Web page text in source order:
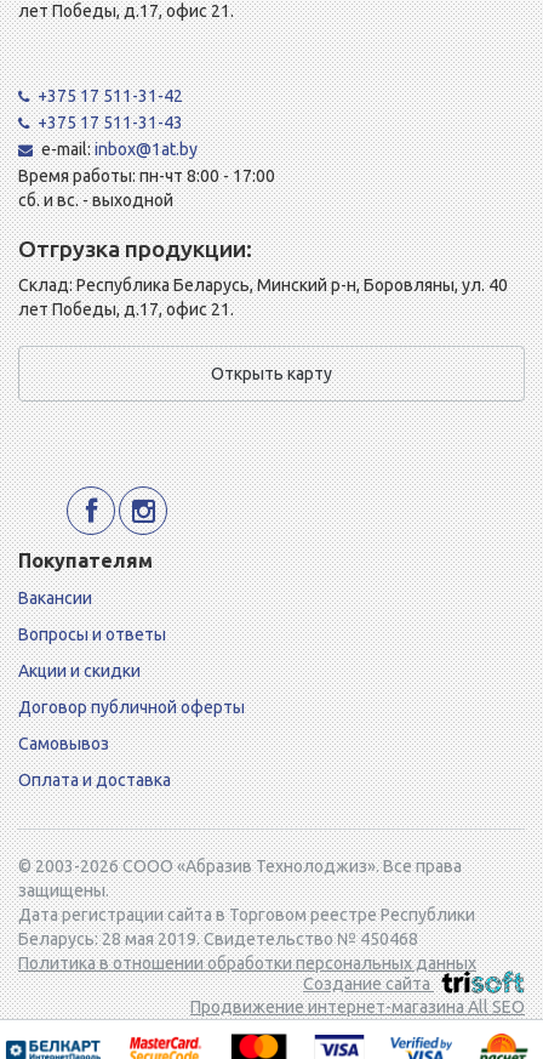
лет Победы, д.17, офис 21.
+375 17 511-31-42
+375 17 511-31-43
e-mail:inbox@1at.by
Время работы: пн-чт 8:00 - 17:00
сб. и вс. - выходной
Отгрузка продукции:
Склад: Республика Беларусь, Минский р-н, Боровляны, ул. 40
лет Победы, д.17, офис 21.
Открыть карту
Покупателям
Вакансии
Вопросы и ответы
Акции и скидки
Договор публичной оферты
Самовывоз
Оплата и доставка
© 2003-2026 СООО «Абразив Технолоджиз». Все права
защищены.
Дата регистрации сайта в Торговом реестре Республики
Беларусь: 28 мая 2019. Свидетельство № 450468
Политика в отношении обработки персональных данных
Создание сайта
Продвижение интернет-магазина All SEO